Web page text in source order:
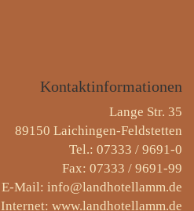
Kontaktinformationen
Lange Str. 35
89150 Laichingen-Feldstetten
Tel.: 07333 / 9691-0
Fax: 07333 / 9691-99
E-Mail: info@landhotellamm.de
Internet: www.landhotellamm.de